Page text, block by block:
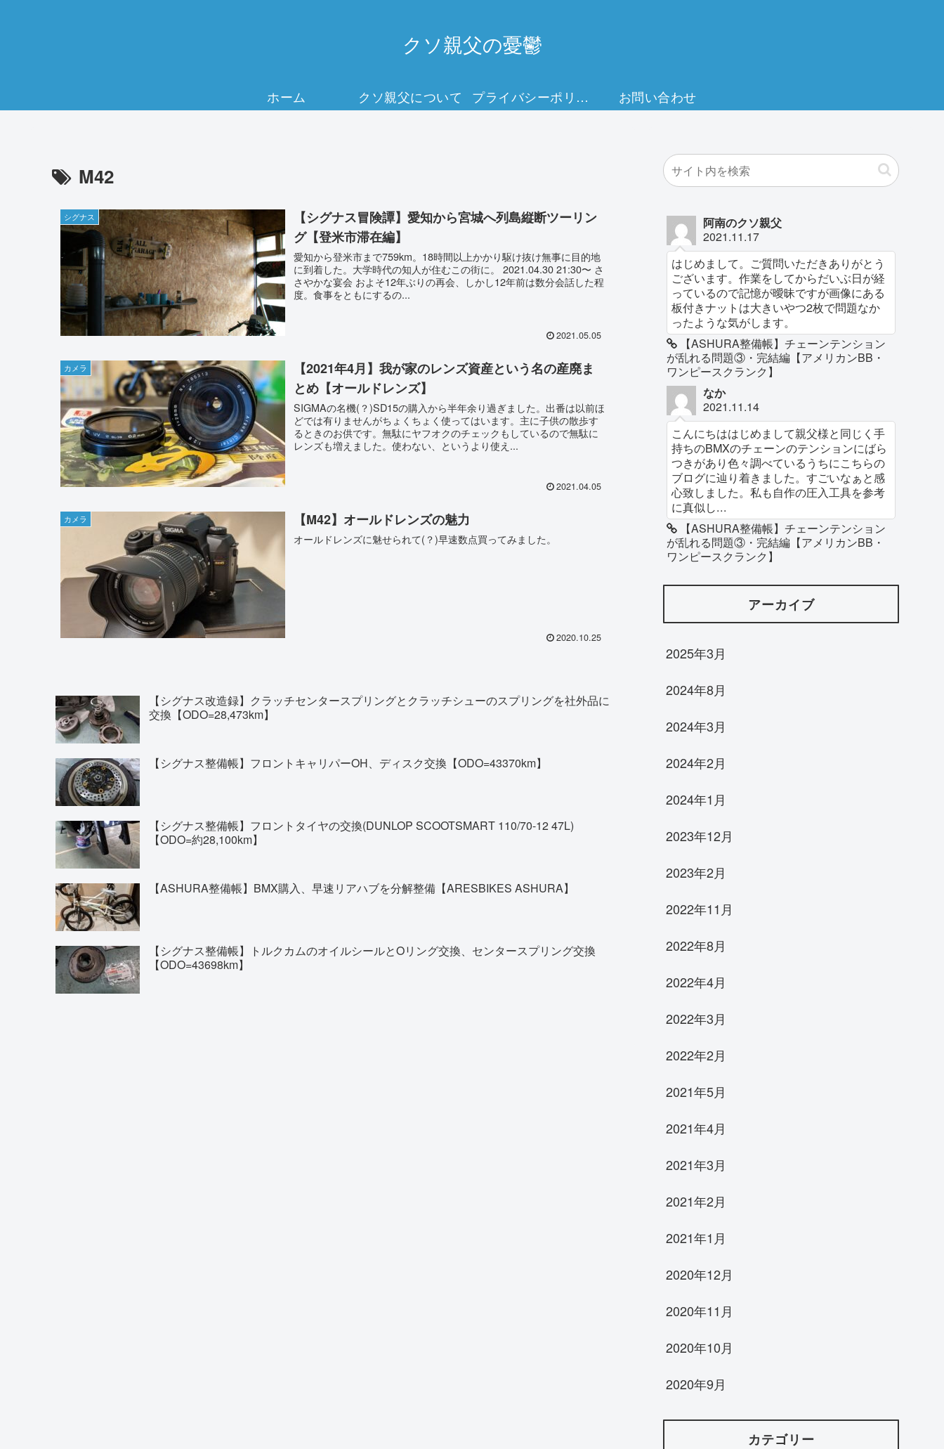
クソ親父の憂鬱
ホーム クソ親父について プライバシーポリシー お問い合わせ
M42
シグナス
【シグナス冒険譚】愛知から宮城へ列島縦断ツーリン
グ【登米市滞在編】
愛知から登米市まで759km。18時間以上かかり駆け抜け無事に目的地
に到着した。大学時代の知人が住むこの街に。 2021.04.30 21:30〜 さ
さやかな宴会 およそ12年ぶりの再会、しかし12年前は数分会話した程
度。食事をともにするの...
2021.05.05
カメラ
【2021年4月】我が家のレンズ資産という名の産廃ま
とめ【オールドレンズ】
SIGMAの名機(？)SD15の購入から半年余り過ぎました。出番は以前ほ
どでは有りませんがちょくちょく使ってはいます。主に子供の散歩す
るときのお供です。無駄にヤフオクのチェックもしているので無駄に
レンズも増えました。使わない、というより使え...
2021.04.05
カメラ 【M42】オールドレンズの魅力
オールドレンズに魅せられて(？)早速数点買ってみました。
2020.10.25
【シグナス改造録】クラッチセンタースプリングとクラッチシューのスプリングを社外品に
交換【ODO=28,473km】
【シグナス整備帳】フロントキャリパーOH、ディスク交換【ODO=43370km】
【シグナス整備帳】フロントタイヤの交換(DUNLOP SCOOTSMART 110/70-12 47L)
【ODO=約28,100km】
【ASHURA整備帳】BMX購入、早速リアハブを分解整備【ARESBIKES ASHURA】
【シグナス整備帳】トルクカムのオイルシールとOリング交換、センタースプリング交換
【ODO=43698km】
阿南のクソ親父
2021.11.17
はじめまして。ご質問いただきありがとう
ございます。作業をしてからだいぶ日が経
っているので記憶が曖昧ですが画像にある
板付きナットは大きいやつ2枚で問題なか
ったような気がします。
【ASHURA整備帳】チェーンテンション
が乱れる問題③・完結編【アメリカンBB・
ワンピースクランク】
なか
2021.11.14
こんにちははじめまして親父様と同じく手
持ちのBMXのチェーンのテンションにばら
つきがあり色々調べているうちにこちらの
ブログに辿り着きました。すごいなぁと感
心致しました。私も自作の圧入工具を参考
に真似し...
【ASHURA整備帳】チェーンテンション
が乱れる問題③・完結編【アメリカンBB・
ワンピースクランク】
アーカイブ
2025年3月
2024年8月
2024年3月
2024年2月
2024年1月
2023年12月
2023年2月
2022年11月
2022年8月
2022年4月
2022年3月
2022年2月
2021年5月
2021年4月
2021年3月
2021年2月
2021年1月
2020年12月
2020年11月
2020年10月
2020年9月
カテゴリー